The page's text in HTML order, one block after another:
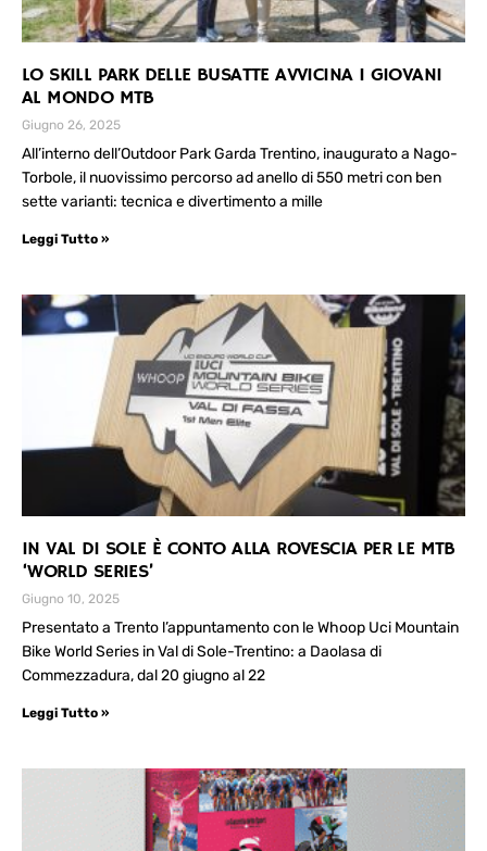
LO SKILL PARK DELLE BUSATTE AVVICINA I GIOVANI
AL MONDO MTB
Giugno 26, 2025
All’interno dell’Outdoor Park Garda Trentino, inaugurato a Nago-
Torbole, il nuovissimo percorso ad anello di 550 metri con ben
sette varianti: tecnica e divertimento a mille
Leggi Tutto »
IN VAL DI SOLE È CONTO ALLA ROVESCIA PER LE MTB
‘WORLD SERIES’
Giugno 10, 2025
Presentato a Trento l’appuntamento con le Whoop Uci Mountain
Bike World Series in Val di Sole-Trentino: a Daolasa di
Commezzadura, dal 20 giugno al 22
Leggi Tutto »